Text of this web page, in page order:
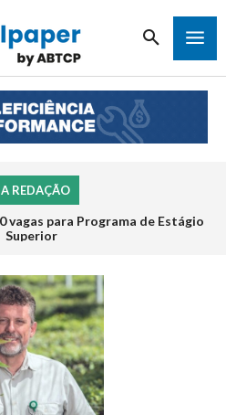
REDAÇÃO
vagas para Programa de Estágio
Superior